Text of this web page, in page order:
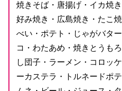
焼きそば・唐揚げ・イカ焼
好み焼き・広島焼き・たこ
べい・ポテト・じゃがバタ
コ・わたあめ・焼きとうも
し団子・ラーメン・コロッ
ーカステラ・トルネードポ